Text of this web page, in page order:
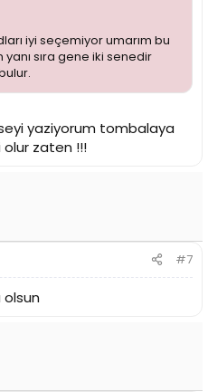
iyi seçemiyor umarım bu
sıra gene iki senedir
yaziyorum tombalaya
olur zaten !!!
#7
olsun